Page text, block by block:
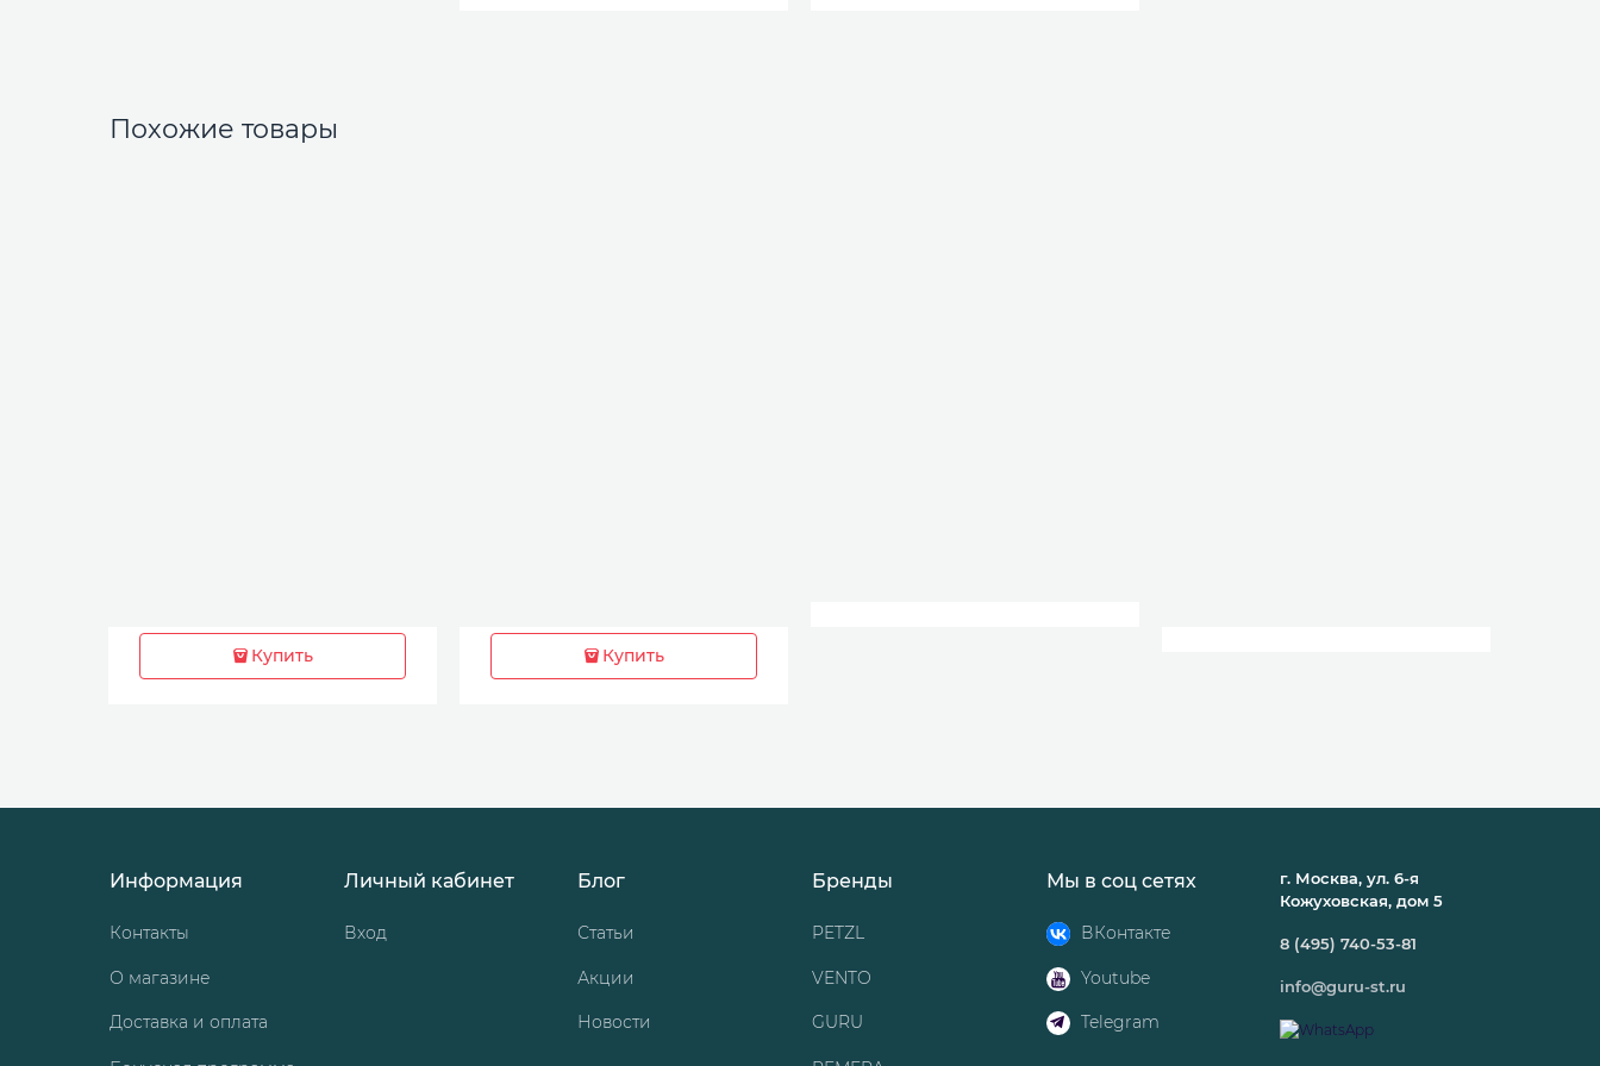
Похожие товары
Купить Купить
Информация
Контакты
О магазине
Доставка и оплата
Личный кабинет
Вход
Блог
Статьи
Акции
Новости
Бренды
PETZL
VENTO
GURU
Мы в соц сетях
ВКонтакте
Youtube
Telegram
г. Москва, ул. 6-я
Кожуховская, дом 5
8 (495) 740-53-81
info@guru-st.ru